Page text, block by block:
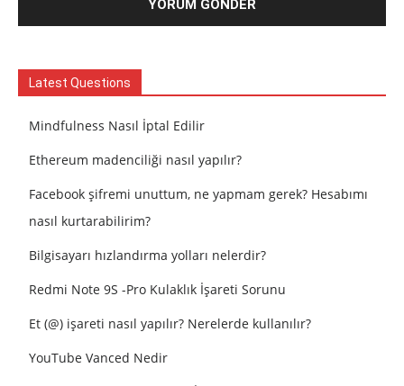
Latest Questions
Mindfulness Nasıl İptal Edilir
Ethereum madenciliği nasıl yapılır?
Facebook şifremi unuttum, ne yapmam gerek? Hesabımı
nasıl kurtarabilirim?
Bilgisayarı hızlandırma yolları nelerdir?
Redmi Note 9S -Pro Kulaklık İşareti Sorunu
Et (@) işareti nasıl yapılır? Nerelerde kullanılır?
YouTube Vanced Nedir